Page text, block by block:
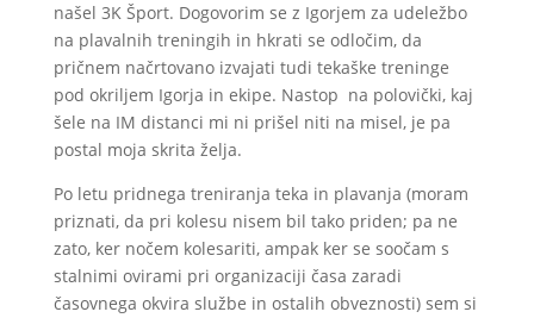
našel 3K Šport. Dogovorim se z Igorjem za udeležbo
na plavalnih treningih in hkrati se odločim, da
pričnem načrtovano izvajati tudi tekaške treninge
pod okriljem Igorja in ekipe. Nastop na polovički, kaj
šele na IM distanci mi ni prišel niti na misel, je pa
postal moja skrita želja.
Po letu pridnega treniranja teka in plavanja (moram
priznati, da pri kolesu nisem bil tako priden; pa ne
zato, ker nočem kolesariti, ampak ker se soočam s
stalnimi ovirami pri organizaciji časa zaradi
časovnega okvira službe in ostalih obveznosti) sem si